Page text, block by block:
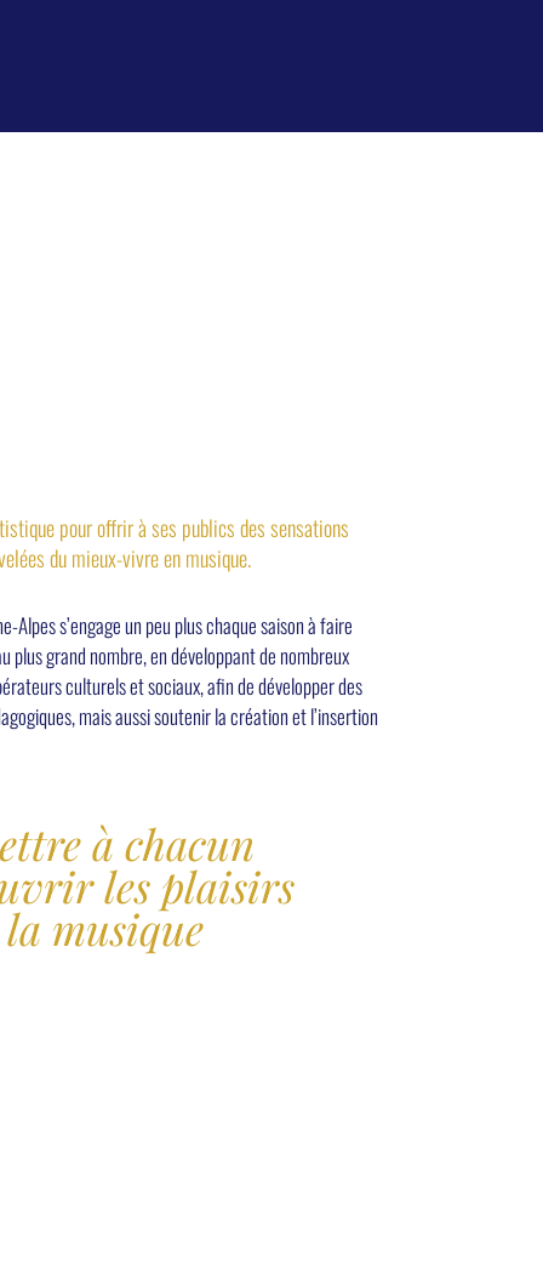
pour offrir à ses publics des sensations
du mieux-vivre en musique.
Alpes s’engage un peu plus chaque saison à faire
plus grand nombre, en développant de nombreux
culturels et sociaux, afin de développer des
mais aussi soutenir la création et l’insertion
à chacun
les plaisirs
musique